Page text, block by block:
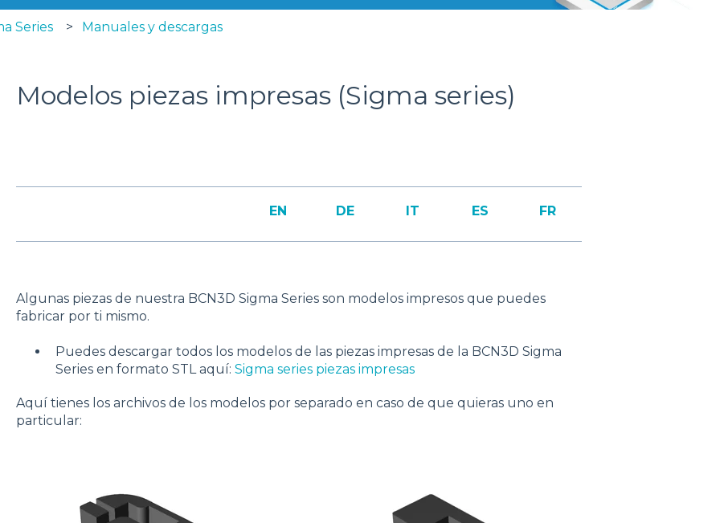
Series Manuales y descargas
Modelos piezas impresas (Sigma series)
EN DE IT ES FR
Algunas piezas de nuestra BCN3D Sigma Series son modelos impresos que puedes
fabricar por ti mismo.
Puedes descargar todos los modelos de las piezas impresas de la BCN3D Sigma
Series en formato STL aquí: Sigma series piezas impresas
Aquí tienes los archivos de los modelos por separado en caso de que quieras uno en
particular: